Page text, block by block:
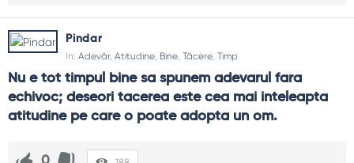
Pindar
In: Adevăr, Atitudine, Bine, Tăcere, Timp
Nu e tot timpul bine sa spunem adevarul fara
echivoc; deseori tacerea este cea mai inteleapta
atitudine pe care o poate adopta un om.